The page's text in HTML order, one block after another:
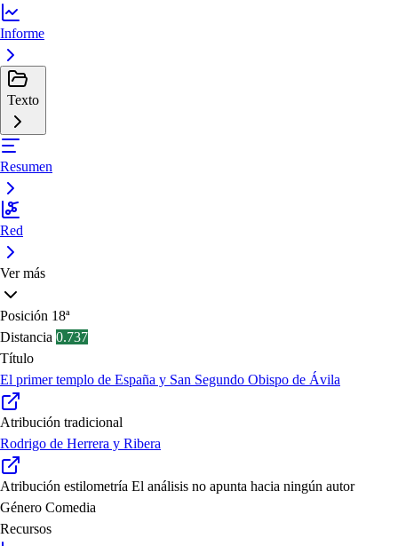
Informe
Texto
Resumen
Red
Ver más
Posición 18ª
Distancia 0.737
Título
El primer templo de España y San Segundo Obispo de Ávila
Atribución tradicional
Rodrigo de Herrera y Ribera
Atribución estilometría El análisis no apunta hacia ningún autor
Género Comedia
Recursos